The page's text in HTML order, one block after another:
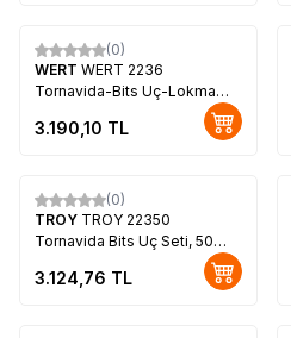
(0)
WERT WERT 2236
Tornavida-Bits Uç-Lokma
3.190,10 TL
(0)
TROY TROY 22350
Tornavida Bits Uç Seti, 50
3.124,76 TL